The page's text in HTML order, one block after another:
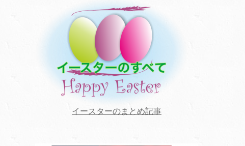
イースターのまとめ記事